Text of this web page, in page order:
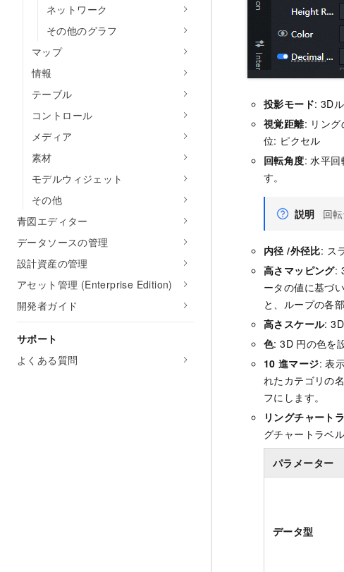
ネットワーク
その他のグラフ
マップ
情報
テーブル
コントロール
メディア
素材
モデルウィジェット
その他
青図エディター
データソースの管理
設計資産の管理
アセット管理 (Enterprise Edition)
開発者ガイド
サポート
よくある質問
投影モード: 3D
視覚距離: リング
位: ピクセル
回転角度: 水平
す。
説明 回
内径 /外径比: ス
高さマッピング:
ータの値に基づ
と、ループの各
高さスケール:
色: 3D 円の色を
10 進マージ: 表
れたカテゴリの
フにします。
リングチャート
グチャートラベ
パラメーター
データ型